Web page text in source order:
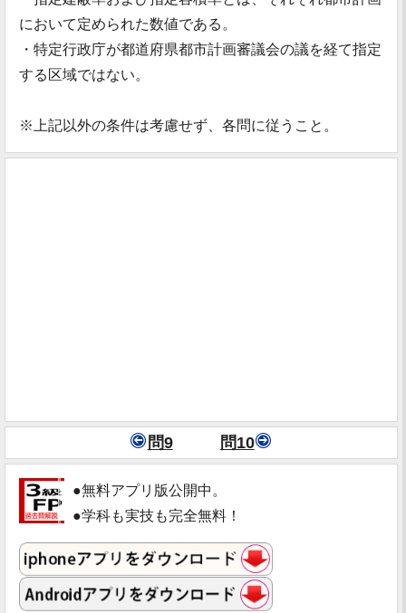
において定められた数値である。
・特定行政庁が都道府県都市計画審議会の議を経て指定
する区域ではない。
※上記以外の条件は考慮せず、各問に従うこと。
問9 問10
●無料アプリ版公開中。
●学科も実技も完全無料！